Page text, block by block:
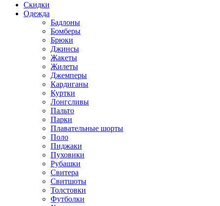
Скидки
Одежда
Бадлоны
Бомберы
Брюки
Джинсы
Жакеты
Жилеты
Джемперы
Кардиганы
Куртки
Лонгсливы
Пальто
Парки
Плавательные шорты
Поло
Пиджаки
Пуховики
Рубашки
Свитера
Свитшоты
Толстовки
Футболки